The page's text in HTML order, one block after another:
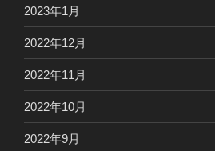
2023年1月
2022年12月
2022年11月
2022年10月
2022年9月